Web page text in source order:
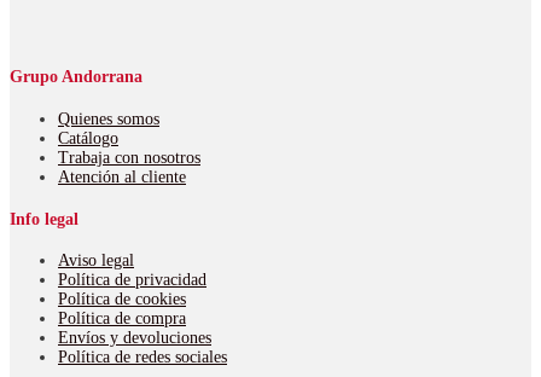
Grupo Andorrana
Quienes somos
Catálogo
Trabaja con nosotros
Atención al cliente
Info legal
Aviso legal
Política de privacidad
Política de cookies
Política de compra
Envíos y devoluciones
Política de redes sociales